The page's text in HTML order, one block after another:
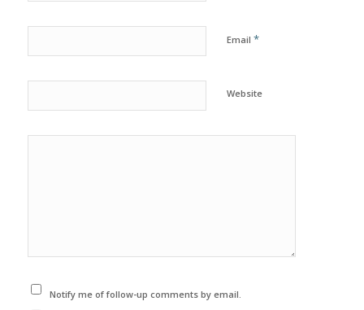
Email *
Website
Notify me of follow-up comments by email.